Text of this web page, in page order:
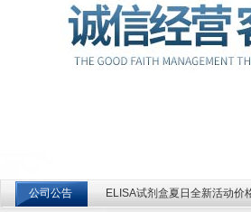
公司公告 ELISA试剂盒夏日全新活动价